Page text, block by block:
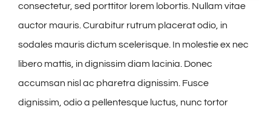
consectetur, sed porttitor lorem lobortis. Nullam vitae
auctor mauris. Curabitur rutrum placerat odio, in
sodales mauris dictum scelerisque. In molestie ex nec
libero mattis, in dignissim diam lacinia. Donec
accumsan nisl ac pharetra dignissim. Fusce
dignissim, odio a pellentesque luctus, nunc tortor